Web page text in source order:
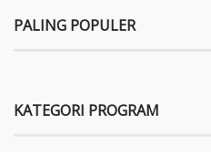
PALING POPULER
KATEGORI PROGRAM